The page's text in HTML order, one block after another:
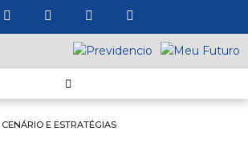
CENÁRIO E ESTRATÉGIAS